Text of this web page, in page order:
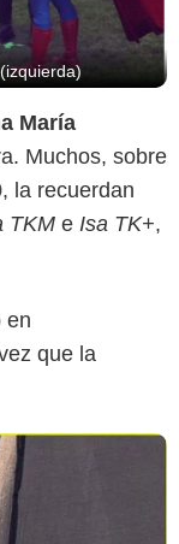
María
Muchos, sobre
la recuerdan
TKM e Isa TK+,
en
que la